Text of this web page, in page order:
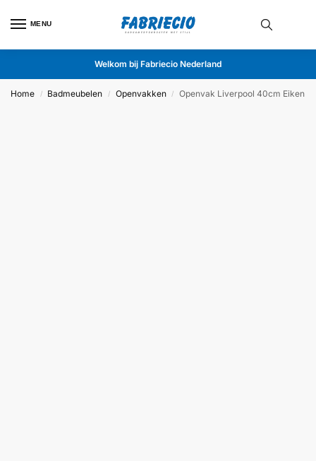
MENU
Welkom bij Fabriecio Nederland
Home / Badmeubelen / Openvakken / Openvak Liverpool 40cm Eiken